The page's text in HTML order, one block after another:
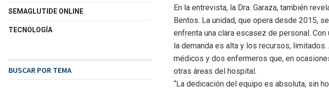
En la entrevista, la Dra. Garaza, también
Bentos. La unidad, que opera desde 2015,
enfrenta una clara escasez de personal.
la demanda es alta y los recursos,
médicos y dos enfermeros que, en
otras áreas del hospital.
“La dedicación del equipo es absoluta, sin
SEMAGLUTIDE ONLINE
TECNOLOGÍA
BUSCAR POR TEMA